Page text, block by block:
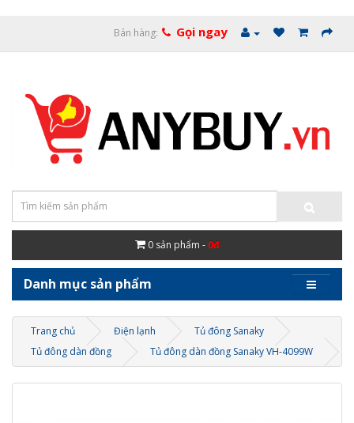
Bán hàng: Gọi ngay
0 sản phẩm - 0đ
Danh mục sản phẩm
Trang chủ Điện lạnh
Tủ đông Sanaky
Tủ đông dàn đồng
Tủ đông dàn đồng Sanaky VH-4099W